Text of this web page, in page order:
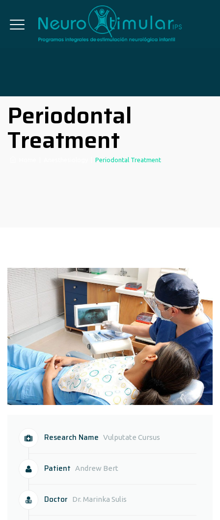
Periodontal
Treatment
Periodontal Treatment
Research Name Vulputate Cursus
Patient Andrew Bert
Doctor Dr. Marinka Sulis